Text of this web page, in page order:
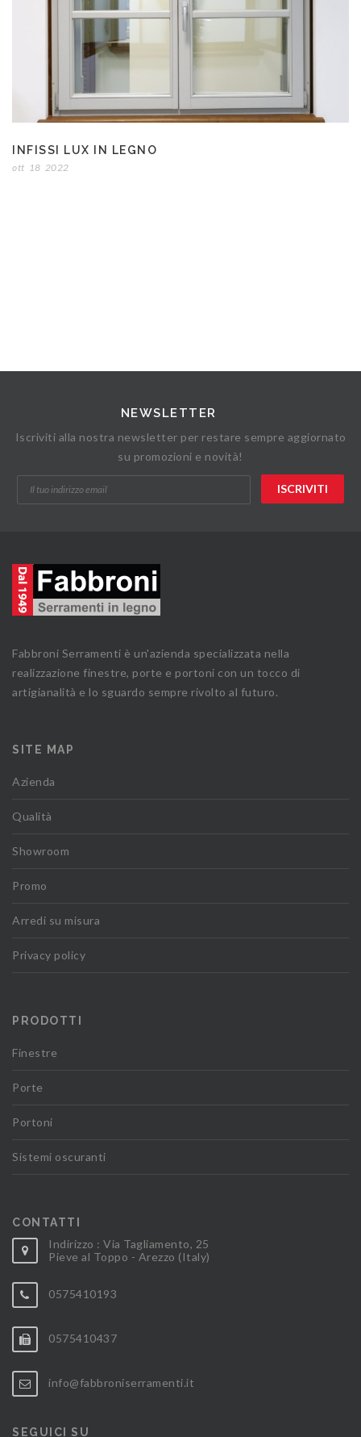
INFISSI LUX IN LEGNO
ott 18 2022
NEWSLETTER
Iscriviti alla nostra newsletter per restare sempre aggiornato
su promozioni e novità!
Fabbroni Serramenti è un'azienda specializzata nella
realizzazione finestre, porte e portoni con un tocco di
artigianalità e lo sguardo sempre rivolto al futuro.
SITE MAP
Azienda
Qualità
Showroom
Promo
Arredi su misura
Privacy policy
PRODOTTI
Finestre
Porte
Portoni
Sistemi oscuranti
CONTATTI
Indirizzo : Via Tagliamento, 25
Pieve al Toppo - Arezzo (Italy)
0575410193
0575410437
info@fabbroniserramenti.it
SEGUICI SU